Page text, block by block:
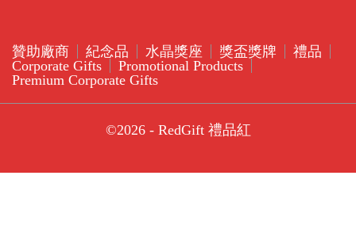
贊助廠商 紀念品 水晶獎座 獎盃獎牌
禮品
Corporate Gifts
Promotional Products
Premium Corporate Gifts
©2026 - RedGift 禮品紅